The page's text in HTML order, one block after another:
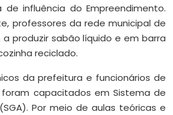
influência do Empreendimento.
professores da rede municipal de
produzir sabão líquido e em barra
reciclado.
da prefeitura e funcionários de
foram capacitados em Sistema de
Por meio de aulas teóricas e